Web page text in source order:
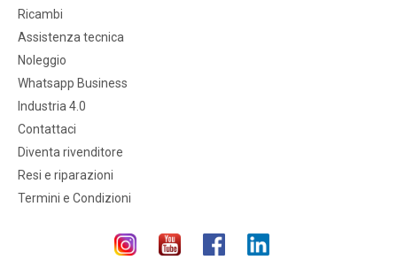
Ricambi
Assistenza tecnica
Noleggio
Whatsapp Business
Industria 4.0
Contattaci
Diventa rivenditore
Resi e riparazioni
Termini e Condizioni